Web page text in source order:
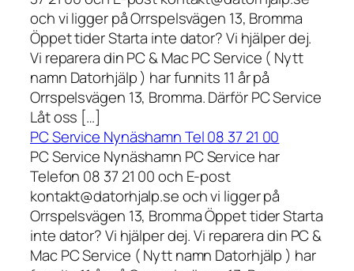
och vi ligger på Orrspelsvägen 13, Bromma
Öppet tider Starta inte dator? Vi hjälper dej.
Vi reparera din PC & Mac PC Service ( Nytt
namn Datorhjälp ) har funnits 11 år på
Orrspelsvägen 13, Bromma. Därför PC Service
Låt oss […]
PC Service Nynäshamn Tel 08 37 21 00
PC Service Nynäshamn PC Service har
Telefon 08 37 21 00 och E-post
kontakt@datorhjalp.se och vi ligger på
Orrspelsvägen 13, Bromma Öppet tider Starta
inte dator? Vi hjälper dej. Vi reparera din PC &
Mac PC Service ( Nytt namn Datorhjälp ) har